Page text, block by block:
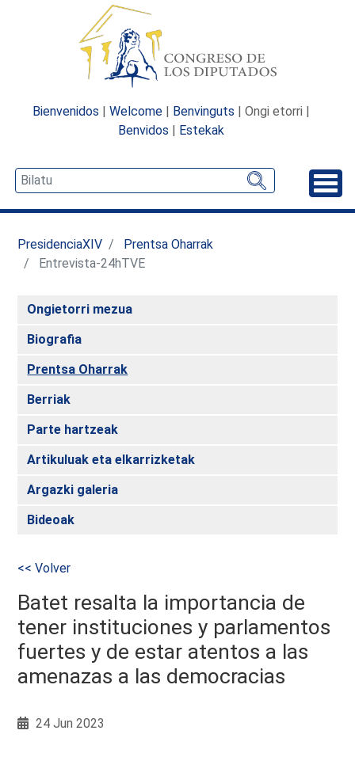
Bienvenidos | Welcome | Benvinguts | Ongi etorri |
Benvidos | Estekak
PresidenciaXIV
Prentsa Oharrak
Entrevista-24hTVE
Ongietorri mezua
Biografia
Prentsa Oharrak
Berriak
Parte hartzeak
Artikuluak eta elkarrizketak
Argazki galeria
Bideoak
<< Volver
Batet resalta la importancia de
tener instituciones y parlamentos
fuertes y de estar atentos a las
amenazas a las democracias
24 Jun 2023